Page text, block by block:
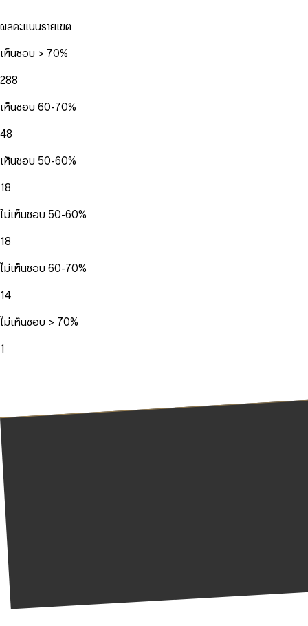
ผลคะแนนรายเขต
เห็นชอบ > 70%
288
เห็นชอบ 60-70%
48
เห็นชอบ 50-60%
18
ไม่เห็นชอบ 50-60%
18
ไม่เห็นชอบ 60-70%
14
ไม่เห็นชอบ > 70%
1